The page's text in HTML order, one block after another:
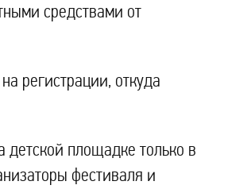
средствами от
регистрации, откуда
детской площадке только в
фестиваля и